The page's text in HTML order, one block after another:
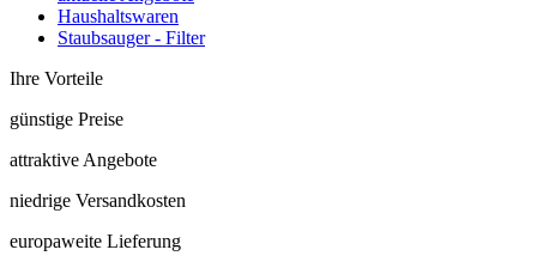
Haushaltswaren
Staubsauger - Filter
Ihre Vorteile
günstige Preise
attraktive Angebote
niedrige Versandkosten
europaweite Lieferung